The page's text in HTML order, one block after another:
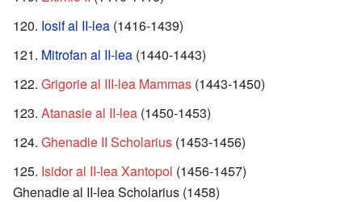
Iosif al II-lea (1416-1439)
Mitrofan al II-lea (1440-1443)
Grigorie al III-lea Mammas (1443-1450)
Atanasie al II-lea (1450-1453)
Ghenadie II Scholarius (1453-1456)
Isidor al II-lea Xantopol (1456-1457)
Ghenadie al II-lea Scholarius (1458)